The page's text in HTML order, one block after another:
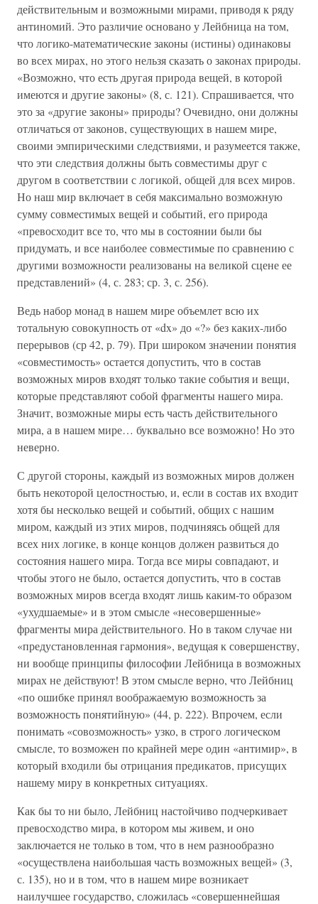
действительным и возможными мирами, приводя к ряду
антиномий. Это различие основано у Лейбница на том,
что логико-математические законы (истины) одинаковы
во всех мирах, но этого нельзя сказать о законах природы.
«Возможно, что есть другая природа вещей, в которой
имеются и другие законы» (8, с. 121). Спрашивается, что
это за «другие законы» природы? Очевидно, они должны
отличаться от законов, существующих в нашем мире,
своими эмпирическими следствиями, и разумеется также,
что эти следствия должны быть совместимы друг с
другом в соответствии с логикой, общей для всех миров.
Но наш мир включает в себя максимально возможную
сумму совместимых вещей и событий, его природа
«превосходит все то, что мы в состоянии были бы
придумать, и все наиболее совместимые по сравнению с
другими возможности реализованы на великой сцене ее
представлений» (4, с. 283; ср. 3, с. 256).
Ведь набор монад в нашем мире объемлет всю их
тотальную совокупность от «dx» до «?» без каких-либо
перерывов (ср 42, р. 79). При широком значении понятия
«совместимость» остается допустить, что в состав
возможных миров входят только такие события и вещи,
которые представляют собой фрагменты нашего мира.
Значит, возможные миры есть часть действительного
мира, а в нашем мире… буквально все возможно! Но это
неверно.
С другой стороны, каждый из возможных миров должен
быть некоторой целостностью, и, если в состав их входит
хотя бы несколько вещей и событий, общих с нашим
миром, каждый из этих миров, подчиняясь общей для
всех них логике, в конце концов должен развиться до
состояния нашего мира. Тогда все миры совпадают, и
чтобы этого не было, остается допустить, что в состав
возможных миров всегда входят лишь каким-то образом
«ухудшаемые» и в этом смысле «несовершенные»
фрагменты мира действительного. Но в таком случае ни
«предустановленная гармония», ведущая к совершенству,
ни вообще принципы философии Лейбница в возможных
мирах не действуют! В этом смысле верно, что Лейбниц
«по ошибке принял воображаемую возможность за
возможность понятийную» (44, р. 222). Впрочем, если
понимать «совозможность» узко, в строго логическом
смысле, то возможен по крайней мере один «антимир», в
который входили бы отрицания предикатов, присущих
нашему миру в конкретных ситуациях.
Как бы то ни было, Лейбниц настойчиво подчеркивает
превосходство мира, в котором мы живем, и оно
заключается не только в том, что в нем разнообразно
«осуществлена наибольшая часть возможных вещей» (3,
с. 135), но и в том, что в нашем мире возникает
наилучшее государство, сложилась «совершеннейшая